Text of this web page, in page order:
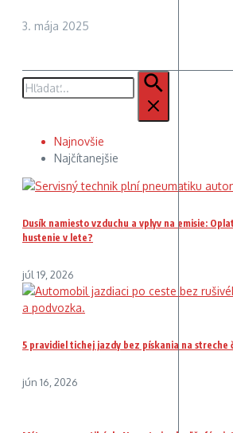
3. mája 2025
Hľadať:
Najnovšie
Najčítanejšie
Dusík namiesto vzduchu a vplyv na emisie:
hustenie v lete?
júl 19, 2026
5 pravidiel tichej jazdy bez pískania na streche
jún 16, 2026